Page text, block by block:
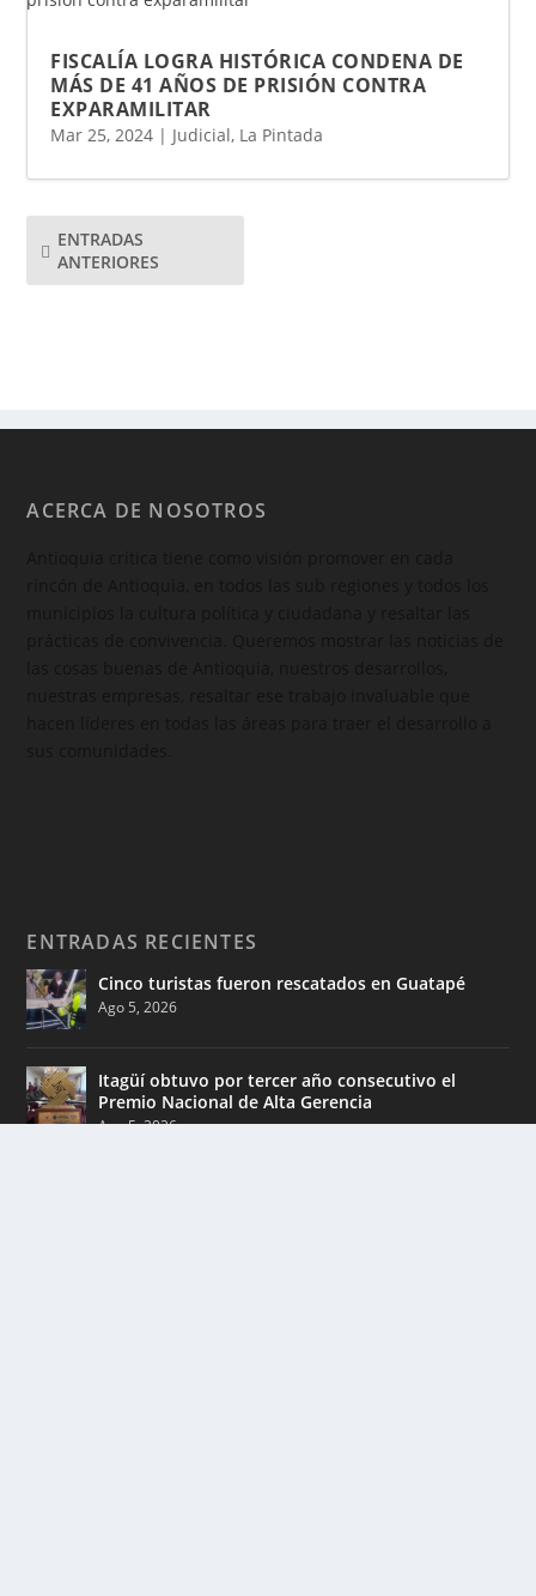
FISCALÍA LOGRA HISTÓRICA CONDENA DE
MÁS DE 41 AÑOS DE PRISIÓN CONTRA
EXPARAMILITAR
Mar 25, 2024 | Judicial, La Pintada
ENTRADAS
ANTERIORES
ACERCA DE NOSOTROS
ENTRADAS RECIENTES
Cinco turistas fueron rescatados en Guatapé
Ago 5, 2026
Itagüí obtuvo por tercer año consecutivo el
Premio Nacional de Alta Gerencia
Ago 5, 2026